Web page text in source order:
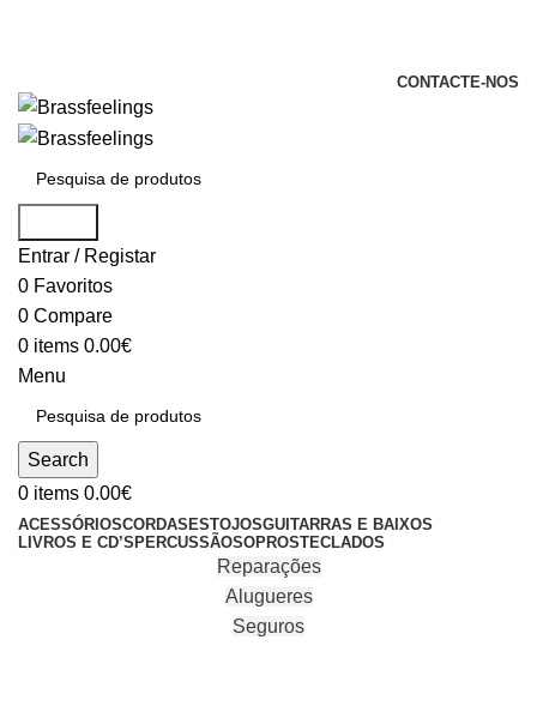
CONTACTE-NOS
Entrar / Registar
0 Favoritos
0 Compare
0 items 0.00€
Menu
Search
0 items 0.00€
ACESSÓRIOSCORDAS ESTOJOSGUITARRAS E BAIXOS
LIVROS E CD’S PERCUSSÃOSOPROSTECLADOS
Reparações
Alugueres
Seguros